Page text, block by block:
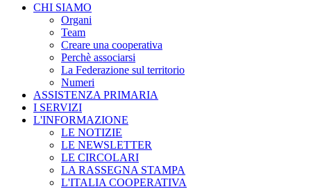
CHI SIAMO
Organi
Team
Creare una cooperativa
Perchè associarsi
La Federazione sul territorio
Numeri
ASSISTENZA PRIMARIA
I SERVIZI
L'INFORMAZIONE
LE NOTIZIE
LE NEWSLETTER
LE CIRCOLARI
LA RASSEGNA STAMPA
L'ITALIA COOPERATIVA